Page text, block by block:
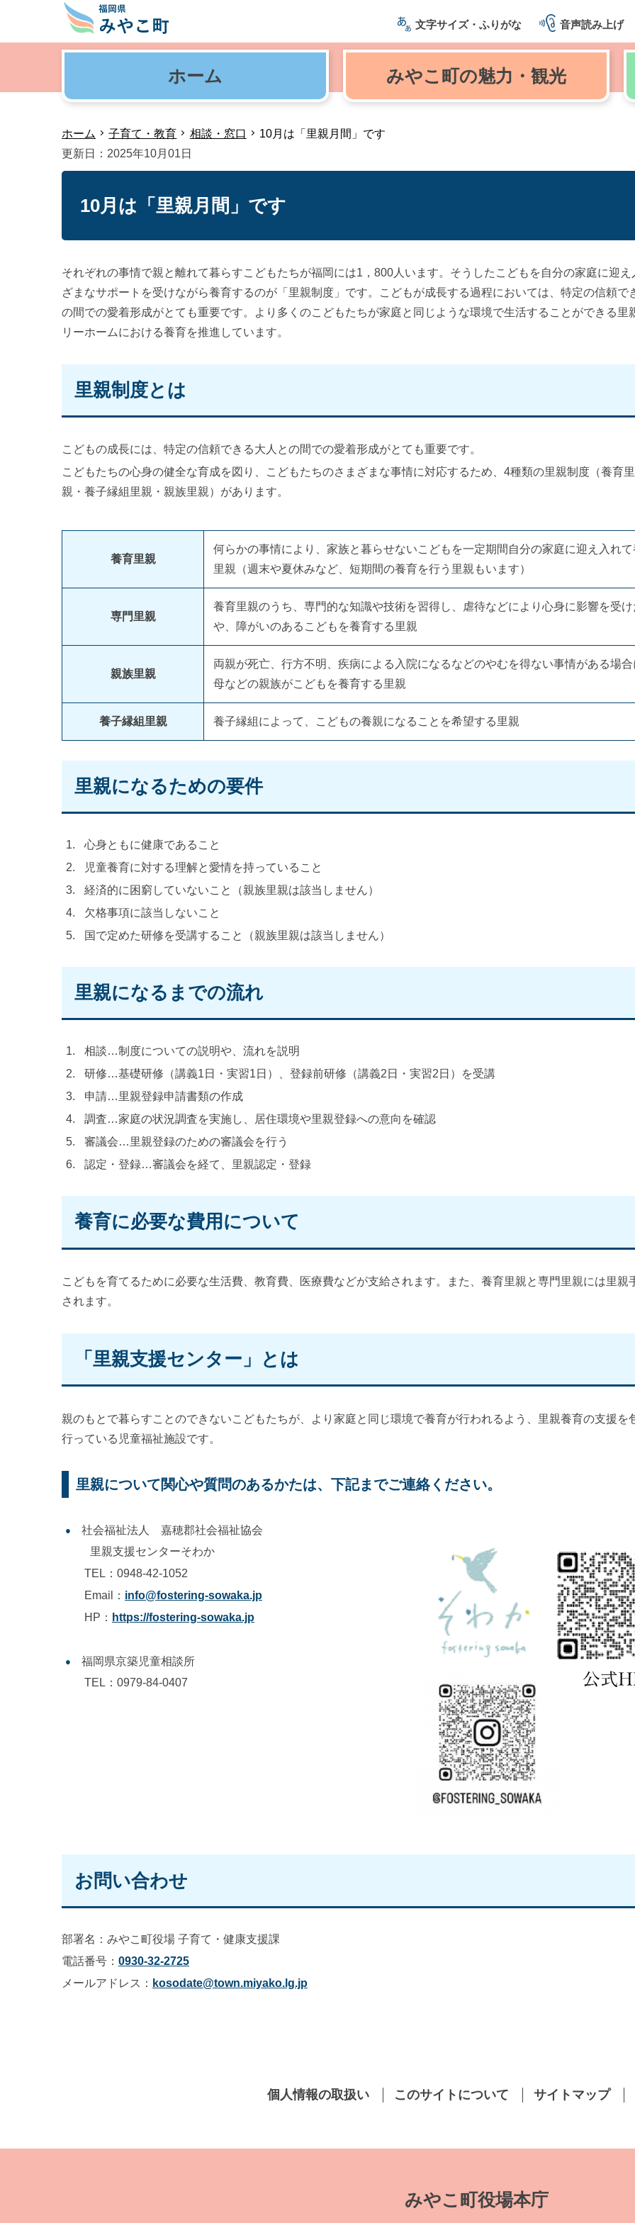
文字サイズ・ふりがな 音声読み上げ
ホーム みやこ町の魅力・観光
ホーム 子育て・教育 相談・窓口
10月は「里親月間」です
更新日：2025年10月01日
10月は「里親月間」です
それぞれの事情で親と離れて暮らすこどもたちが福岡には1，800人います。そうしたこどもを自分の家庭に迎え
ざまなサポートを受けながら養育するのが「里親制度」です。こどもが成長する過程においては、特定の信頼で
の間での愛着形成がとても重要です。より多くのこどもたちが家庭と同じような環境で生活することができる里
リーホームにおける養育を推進しています。
里親制度とは
こどもの成長には、特定の信頼できる大人との間での愛着形成がとても重要です。
こどもたちの心身の健全な育成を図り、こどもたちのさまざまな事情に対応するため、4種類の里親制度（養育
親・養子縁組里親・親族里親）があります。
養育里親
何らかの事情により、家族と暮らせないこどもを一定期間自分の家庭に迎え入れ
里親（週末や夏休みなど、短期間の養育を行う里親もいます）
専門里親
養育里親のうち、専門的な知識や技術を習得し、虐待などにより心身に影響を受
や、障がいのあるこどもを養育する里親
親族里親
両親が死亡、行方不明、疾病による入院になるなどのやむを得ない事情がある場
母などの親族がこどもを養育する里親
養子縁組里親 養子縁組によって、こどもの養親になることを希望する里親
里親になるための要件
心身ともに健康であること
児童養育に対する理解と愛情を持っていること
経済的に困窮していないこと（親族里親は該当しません）
欠格事項に該当しないこと
国で定めた研修を受講すること（親族里親は該当しません）
里親になるまでの流れ
相談…制度についての説明や、流れを説明
研修…基礎研修（講義1日・実習1日）、登録前研修（講義2日・実習2日）を受講
申請…里親登録申請書類の作成
調査…家庭の状況調査を実施し、居住環境や里親登録への意向を確認
審議会…里親登録のための審議会を行う
認定・登録…審議会を経て、里親認定・登録
養育に必要な費用について
こどもを育てるために必要な生活費、教育費、医療費などが支給されます。また、養育里親と専門里親には里親
されます。
「里親支援センター」とは
親のもとで暮らすことのできないこどもたちが、より家庭と同じ環境で養育が行われるよう、里親養育の支援を
行っている児童福祉施設です。
里親について関心や質問のあるかたは、下記までご連絡ください。
社会福祉法人 嘉穂郡社会福祉協会
里親支援センターそわか
TEL：0948-42-1052
Email： info@fostering-sowaka.jp
HP： https://fostering-sowaka.jp
福岡県京築児童相談所
TEL：0979-84-0407
お問い合わせ
部署名：みやこ町役場 子育て・健康支援課
電話番号： 0930-32-2725
メールアドレス： kosodate@town.miyako.lg.jp
個人情報の取扱い このサイトについて サイトマップ
みやこ町役場本庁